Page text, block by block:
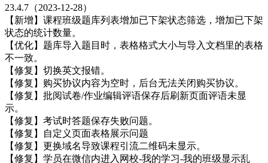
23.4.7（2023-12-28）
【新增】课程班级题库列表增加已下架状态筛选，增加已下架
状态的统计数量。
【优化】题库导入题目时，表格格式大小与导入文档里的表格
不一致。
【修复】切换英文报错。
【修复】购买协议内容为空时，后台无法关闭购买协议。
【修复】批阅试卷/作业编辑评语保存后刷新页面评语未显
示。
【修复】考试时答题保存失败问题。
【修复】自定义页面表格展示问题
【修复】更换域名导致课程引流二维码未显示。
【修复】学员在微信内进入网校-我的学习-我的班级显示乱